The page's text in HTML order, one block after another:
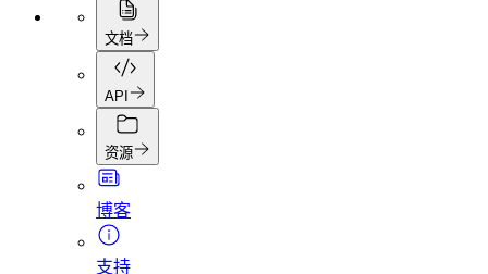
文档
API
资源
博客
支持